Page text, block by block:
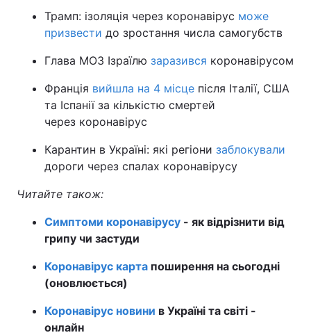
Трамп: ізоляція через коронавірус може
призвести до зростання числа самогубств
Глава МОЗ Ізраїлю заразився коронавірусом
Франція вийшла на 4 місце після Італії, США
та Іспанії за кількістю смертей
через коронавірус
Карантин в Україні: які регіони заблокували
дороги через спалах коронавірусу
Читайте також:
Симптоми коронавірусу - як відрізнити від
грипу чи застуди
Коронавірус карта поширення на сьогодні
(оновлюється)
Коронавірус новини в Україні та світі -
онлайн